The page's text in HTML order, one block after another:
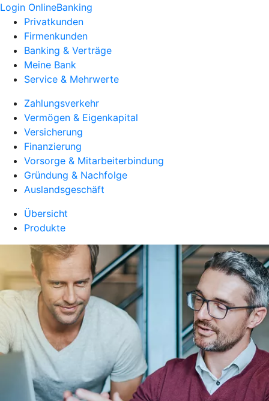
Login OnlineBanking
Privatkunden
Firmenkunden
Banking & Verträge
Meine Bank
Service & Mehrwerte
Zahlungsverkehr
Vermögen & Eigenkapital
Versicherung
Finanzierung
Vorsorge & Mitarbeiterbindung
Gründung & Nachfolge
Auslandsgeschäft
Übersicht
Produkte